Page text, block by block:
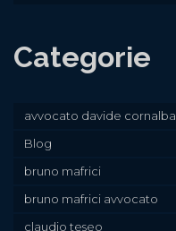
Categorie
avvocato davide cornalba
Blog
bruno mafrici
bruno mafrici avvocato
claudio teseo